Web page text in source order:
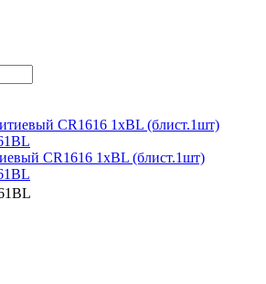
CR1616 1хBL (блист.1шт)